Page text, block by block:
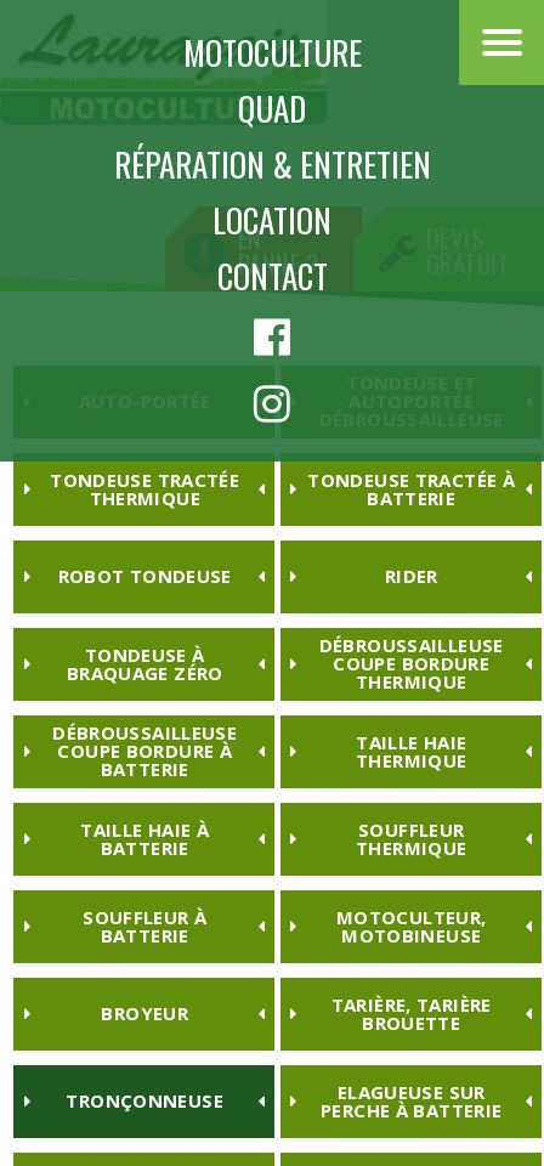
MOTOCULTURE
QUAD
RÉPARATION & ENTRETIEN
LOCATION
CONTACT
DEVIS
GRATUIT
EN
PANNE ?
MOTOCULTURE
AUTO-PORTÉE
TONDEUSE ET
AUTOPORTÉE
DÉBROUSSAILLEUSE
TONDEUSE TRACTÉE
THERMIQUE
TONDEUSE TRACTÉE À
BATTERIE
ROBOT TONDEUSE RIDER
TONDEUSE À
BRAQUAGE ZÉRO
DÉBROUSSAILLEUSE
COUPE BORDURE
THERMIQUE
DÉBROUSSAILLEUSE
COUPE BORDURE À
BATTERIE
TAILLE HAIE
THERMIQUE
TAILLE HAIE À
BATTERIE
SOUFFLEUR
THERMIQUE
SOUFFLEUR À
BATTERIE
MOTOCULTEUR,
MOTOBINEUSE
BROYEUR TARIÈRE, TARIÈRE
BROUETTE
TRONÇONNEUSE ELAGUEUSE SUR
PERCHE À BATTERIE